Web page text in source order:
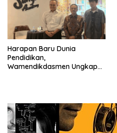
Harapan Baru Dunia
Pendidikan,
Wamendikdasmen Ungkap